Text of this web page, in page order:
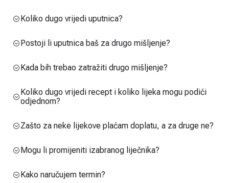
Koliko dugo vrijedi uputnica?
Postoji li uputnica baš za drugo mišljenje?
Kada bih trebao zatražiti drugo mišljenje?
Koliko dugo vrijedi recept i koliko lijeka mogu podići
odjednom?
Zašto za neke lijekove plaćam doplatu, a za druge ne?
Mogu li promijeniti izabranog liječnika?
Kako naručujem termin?